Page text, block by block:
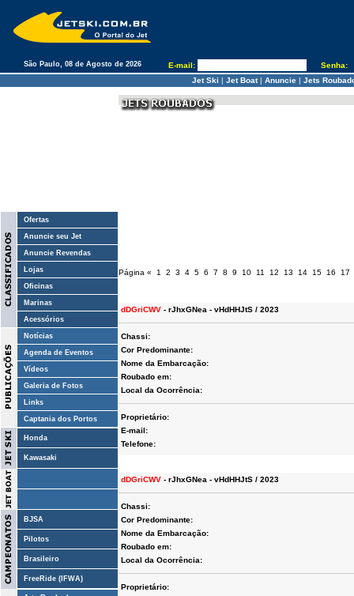
São Paulo, 08 de Agosto de 2026 E-mail:
Senha:
Jet Ski | Jet Boat| Anuncie| Jets
Ofertas
Anuncie seu Jet
Anuncie Revendas
Lojas
Oficinas
Marinas
Acessórios
Notícias
Agenda de Eventos
Vídeos
Galeria de Fotos
Links
Captania dos Portos
Honda
Kawasaki
BJSA
Pilotos
Brasileiro
FreeRide (IFWA)
Página « 1 2 3 4 5 6 7 8 9 10 11 12 13 14 15 16 17
dDGriCWV - rJhxGNea - vHdHHJtS / 2023
Chassi:
Cor Predominante:
Nome da Embarcação:
Roubado em:
Local da Ocorrência:
Proprietário:
E-mail:
Telefone:
dDGriCWV - rJhxGNea - vHdHHJtS / 2023
Chassi:
Cor Predominante:
Nome da Embarcação:
Roubado em:
Local da Ocorrência:
Proprietário: